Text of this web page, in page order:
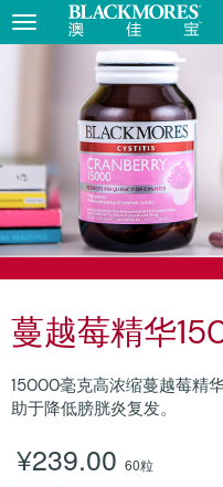
Toggle
navigation
蔓越莓精华
15000毫克高浓缩蔓越莓精
助于降低膀胱炎复发。
¥239.00 60粒